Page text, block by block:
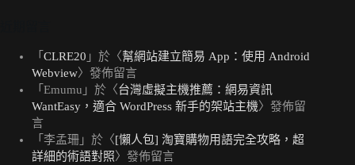
「 CLRE20 」於〈幫網站建立簡易 App：使用 Android
Webview〉發佈留言
「 Emumu 」於〈台灣虛擬主機推薦：網易資訊
WantEasy，適合 WordPress 新手的架站主機〉發佈留
言
「 李孟珊 」於〈[懶人包] 淘寶購物用語完全攻略，超
詳細的術語對照〉發佈留言